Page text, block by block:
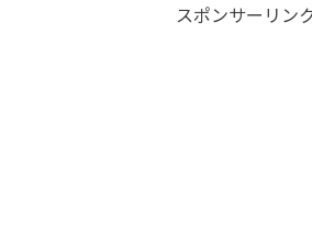
スポンサーリン